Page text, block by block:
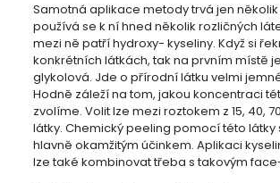
Samotná aplikace metody trvá jen několik
používá se k ní hned několik rozličných
mezi ně patří hydroxy- kyseliny. Když si
konkrétních látkách, tak na prvním místě
glykolová. Jde o přírodní látku velmi
Hodně záleží na tom, jakou koncentraci
zvolíme. Volit lze mezi roztokem z 15, 40,
látky. Chemický peeling pomocí této látky
hlavně okamžitým účinkem. Aplikaci
lze také kombinovat třeba s takovým